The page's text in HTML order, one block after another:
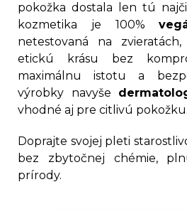
pokožka dostala len tú
kozmetika je 100%
netestovaná na
etickú krásu bez
maximálnu istotu a
výrobky navyše
vhodné aj pre citlivú pokožku.
Doprajte svojej pleti
bez zbytočnej chémie,
prírody.